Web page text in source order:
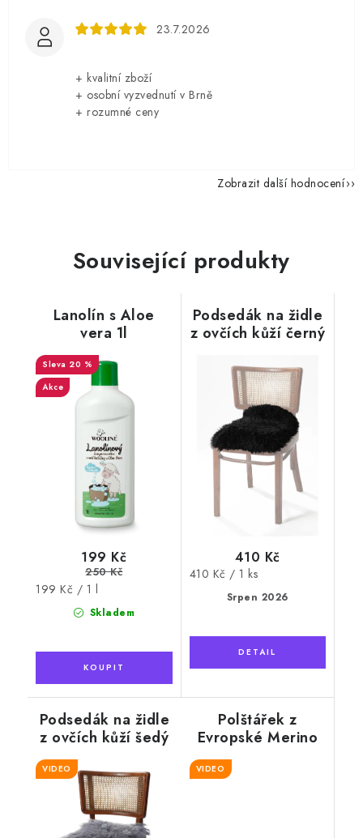
23.7.2026
+ kvalitní zboží
+ osobní vyzvednutí v Brně
+ rozumné ceny
Zobrazit další hodnocení
Související produkty
Lanolín s Aloe
vera 1l
20 %
Akce
Skladem
199 Kč
250 Kč
Měrná
199 Kč / 1 l
Podsedák na židle
z ovčích kůží černý
Srpen 2026
410 Kč
Měrná
410 Kč / 1 ks
Podsedák na židle
z ovčích kůží šedý
VIDEO
Polštářek z
Evropské Merino
vlny, světlý
avantgard 40x45
VIDEO